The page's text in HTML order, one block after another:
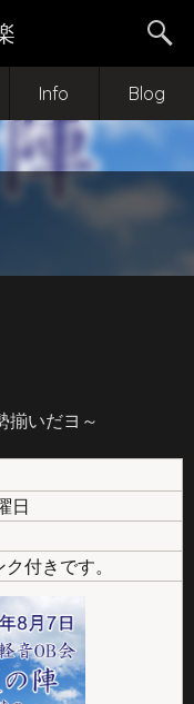
Info Blog
揃いだヨ～
日
付きです。